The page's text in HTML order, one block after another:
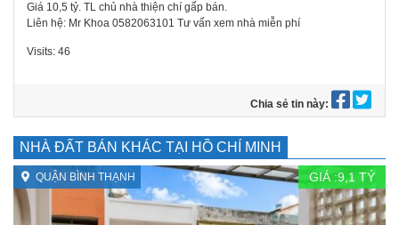
Giá 10,5 tỷ. TL chủ nhà thiện chí gấp bán.
Liên hệ: Mr Khoa 0582063101 Tư vấn xem nhà miễn phí
Visits: 46
Chia sẻ tin này:
NHÀ ĐẤT BÁN KHÁC TẠI HỒ CHÍ MINH
QUẬN BÌNH THẠNH GIÁ :9,1 TỶ